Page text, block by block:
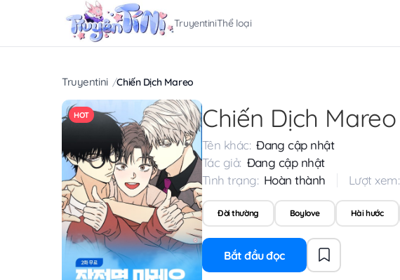
TruyentiniThể loại
Truyentini Chiến Dịch Mareo
HOT Chiến Dịch Mareo
Tên khác: Đang cập nhật
Tác giả: Đang cập nhật
Tình trạng: Hoàn thành Lượt xem:
Đời thường Boylove Hài hước
Bắt đầu đọc